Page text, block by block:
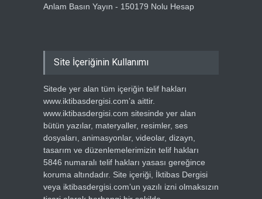
Anlam Basın Yayın - 150179 Nolu Hesap
Site İçeriğinin Kullanımı
Sitede yer alan tüm içeriğin telif hakları
www.iktibasdergisi.com’a aittir.
www.iktibasdergisi.com sitesinde yer alan
bütün yazılar, materyaller, resimler, ses
dosyaları, animasyonlar, videolar, dizayn,
tasarım ve düzenlemelerimizin telif hakları
5846 numaralı telif hakları yasası gereğince
koruma altındadır. Site içeriği, İktibas Dergisi
veya iktibasdergisi.com’un yazılı izni olmaksızın